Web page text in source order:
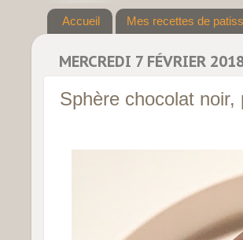
Accueil Mes recettes de
MERCREDI 7 FÉVRIER
Sphère chocolat noir,